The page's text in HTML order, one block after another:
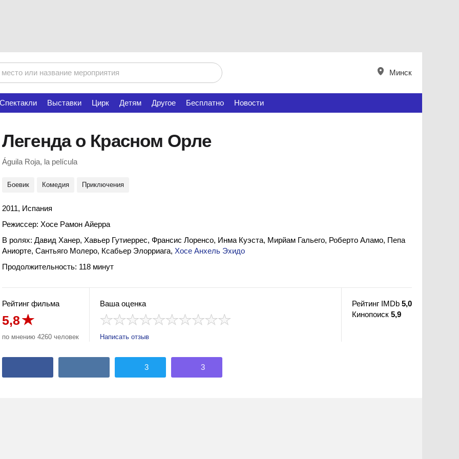
Минск
Спектакли Выставки Цирк Детям Другое Бесплатно Новости
Легенда о Красном Орле
Águila Roja, la película
Боевик Комедия Приключения
2011, Испания
Режиссер: Хосе Рамон Айерра
В ролях: Давид Ханер, Хавьер Гутиеррес, Франсис Лоренсо, Инма Куэста, Мирйам Гальего, Роберто Аламо, Пепа
Аниорте, Сантьяго Молеро, Ксабьер Элорриага, Хосе Анхель Эхидо
Продолжительность: 118 минут
Рейтинг фильма
5,8
по мнению 4260 человек
Ваша оценка
Написать отзыв
Рейтинг IMDb 5,0
Кинопоиск 5,9
3 3